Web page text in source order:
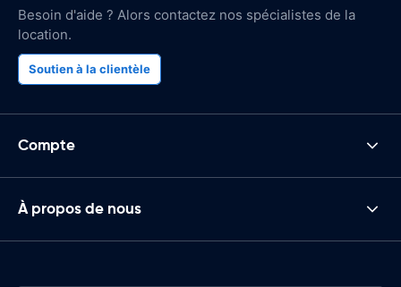
Besoin d'aide ? Alors contactez nos spécialistes de la
location.
Soutien à la clientèle
Compte
À propos de nous